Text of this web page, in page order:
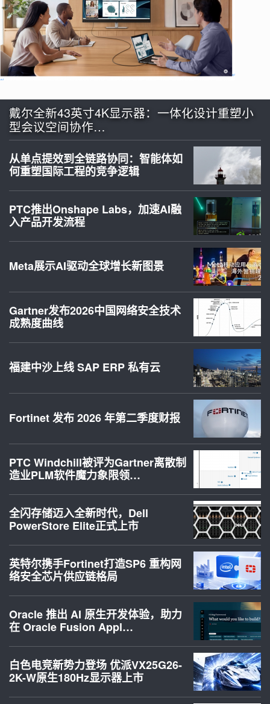
戴尔全新43英寸4K显示器：一体化设计重塑小
型会议空间协作…
从单点提效到全链路协同：智能体如
何重塑国际工程的竞争逻辑
PTC推出Onshape Labs，加速AI融
入产品开发流程
Meta展示AI驱动全球增长新图景
Gartner发布2026中国网络安全技术
成熟度曲线
福建中沙上线 SAP ERP 私有云
Fortinet 发布 2026 年第二季度财报
PTC Windchill被评为Gartner离散制
造业PLM软件魔力象限领…
全闪存储迈入全新时代，Dell
PowerStore Elite正式上市
英特尔携手Fortinet打造SP6 重构网
络安全芯片供应链格局
Oracle 推出 AI 原生开发体验，助力
在 Oracle Fusion Appl…
白色电竞新势力登场 优派VX25G26-
2K-W原生180Hz显示器上市